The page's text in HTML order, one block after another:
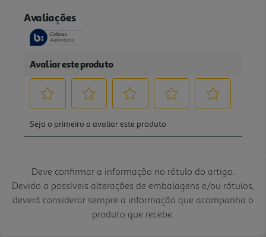
Deve confirmar a informação no rótulo do artigo.
Devido a possíveis alterações de embalagens e/ou rótulos,
deverá considerar sempre a informação que acompanha o
produto que recebe.